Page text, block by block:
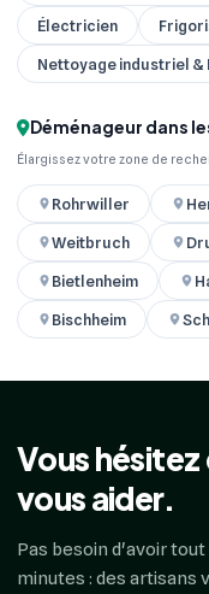
Électricien
Nettoyage industriel &
Déménageur dans
Élargissez votre zone de
Rohrwiller
Weitbruch
Bietlenheim
Bischheim
Vous
vous aider.
Pas besoin d'avoir
minutes : des artisans